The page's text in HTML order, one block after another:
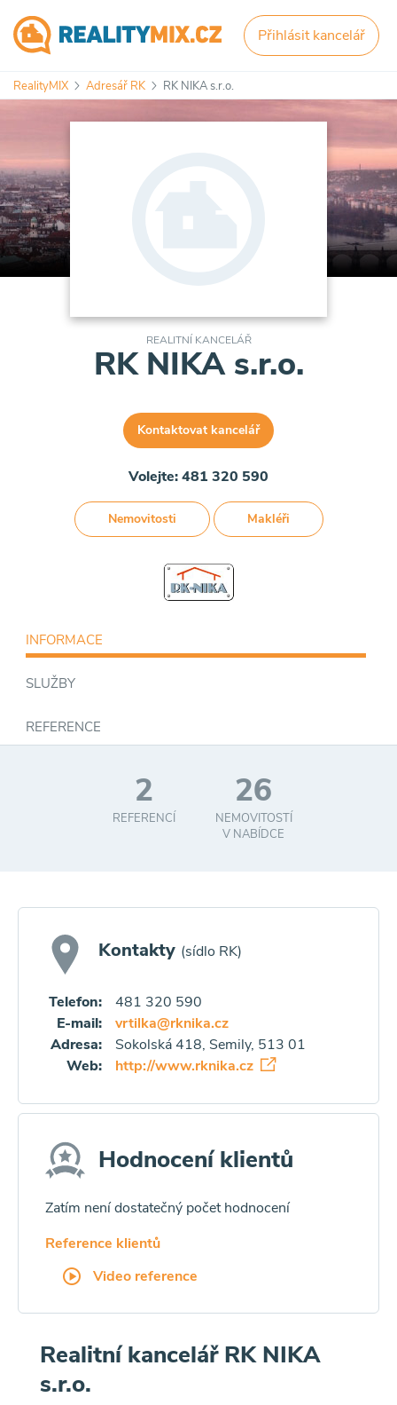
Přihlásit kancelář
RealityMIX Adresář RK RK NIKA s.r.o.
REALITNÍ KANCELÁŘ
RK NIKA s.r.o.
Kontaktovat kancelář
Volejte: 481 320 590
Nemovitosti Makléři
INFORMACE
SLUŽBY
REFERENCE
2
REFERENCÍ
26
NEMOVITOSTÍ
V NABÍDCE
Kontakty (sídlo RK)
Telefon:
481 320 590
E-mail:
vrtilka@rknika.cz
Adresa:
Sokolská 418, Semily, 513 01
Web:
http://www.rknika.cz
Hodnocení klientů
Zatím není dostatečný počet hodnocení
Reference klientů
Video reference
Realitní kancelář RK NIKA
s.r.o.